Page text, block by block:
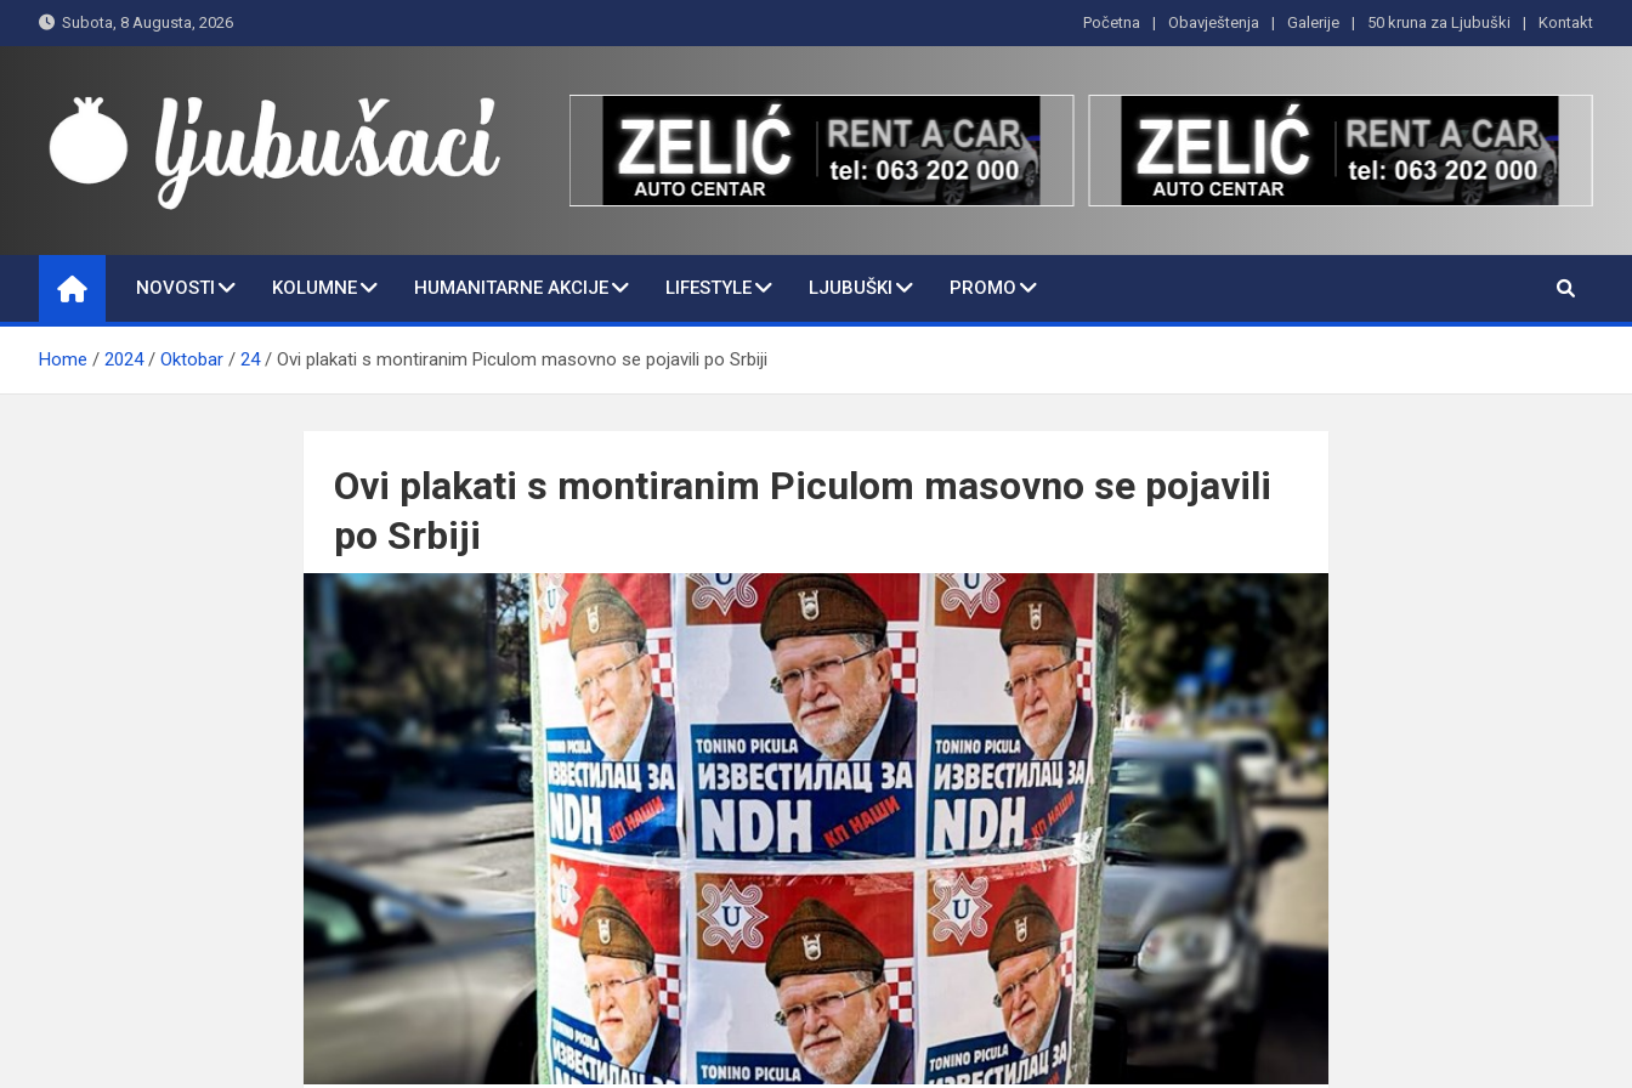
to
Subota, 8 Augusta, 2026 Početna Obavještenja Galerije 50 kruna za Ljubuški Kontakt
Ljubušaci
NOVOSTI KOLUMNE HUMANITARNE AKCIJE LIFESTYLE LJUBUŠKI PROMO
Home 2024 Oktobar 24 Ovi plakati s montiranim Piculom masovno se pojavili po Srbiji
Ovi plakati s montiranim Piculom masovno se pojavili
po Srbiji